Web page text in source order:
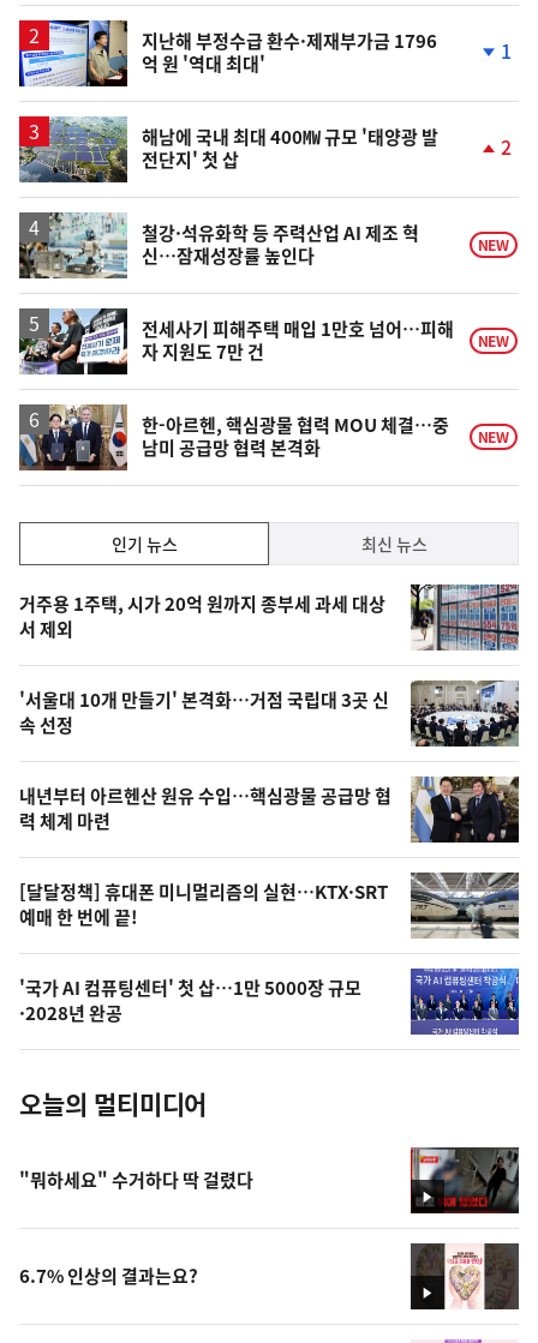
상
지난해 부정수급 환수·제재부가금 1796
억 원 '역대 최대'
하
1
해남에 국내 최대 400㎿ 규모 '태양광 발
전단지' 첫 삽
상
승
2
철강·석유화학 등 주력산업 AI 제조 혁
신…잠재성장률 높인다
NEW
전세사기 피해주택 매입 1만호 넘어…피해
자 지원도 7만 건
NEW
한-아르헨, 핵심광물 협력 MOU 체결…중
남미 공급망 협력 본격화
NEW
기,
최
신,
오
늘
의
영
상
오
늘
의
사
진
인기 뉴스 최신 뉴스
기
뉴
스
거주용 1주택, 시가 20억 원까지 종부세 과세 대상
서 제외
'서울대 10개 만들기' 본격화…거점 국립대 3곳 신
속 선정
내년부터 아르헨산 원유 수입…핵심광물 공급망 협
력 체계 마련
[달달정책] 휴대폰 미니멀리즘의 실현…KTX·SRT
예매 한 번에 끝!
'국가 AI 컴퓨팅센터' 첫 삽…1만 5000장 규모
·2028년 완공
오늘의 멀티미디어
영
상
"뭐하세요" 수거하다 딱 걸렸다
영
상
6.7% 인상의 결과는요?